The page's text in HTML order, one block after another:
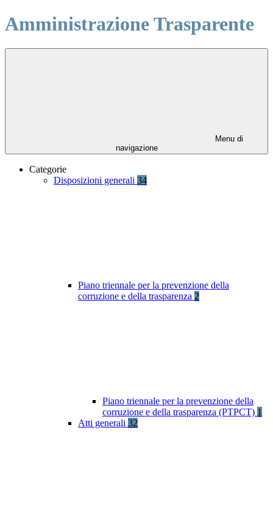
Amministrazione Trasparente
Menu di
navigazione
Categorie
Disposizioni generali 34
Piano triennale per la prevenzione della
corruzione e della trasparenza 2
Piano triennale per la prevenzione della
corruzione e della trasparenza (PTPCT) 1
Atti generali 32